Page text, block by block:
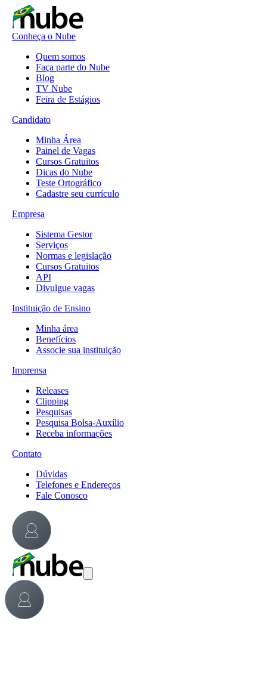
Conheça o Nube
Quem somos
Faça parte do Nube
Blog
TV Nube
Feira de Estágios
Candidato
Minha Área
Painel de Vagas
Cursos Gratuitos
Dicas do Nube
Teste Ortográfico
Cadastre seu currículo
Empresa
Sistema Gestor
Serviços
Normas e legislação
Cursos Gratuitos
API
Divulgue vagas
Instituição de Ensino
Minha área
Benefícios
Associe sua instituição
Imprensa
Releases
Clipping
Pesquisas
Pesquisa Bolsa-Auxílio
Receba informações
Contato
Dúvidas
Telefones e Endereços
Fale Conosco